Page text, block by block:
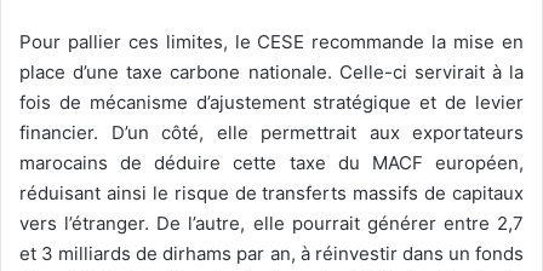
Pour pallier ces limites, le CESE recommande la mise en
place d’une taxe carbone nationale. Celle-ci servirait à la
fois de mécanisme d’ajustement stratégique et de levier
financier. D’un côté, elle permettrait aux exportateurs
marocains de déduire cette taxe du MACF européen,
réduisant ainsi le risque de transferts massifs de capitaux
vers l’étranger. De l’autre, elle pourrait générer entre 2,7
et 3 milliards de dirhams par an, à réinvestir dans un fonds